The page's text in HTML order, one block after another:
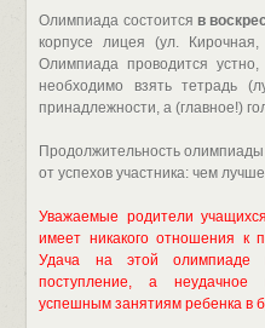
Олимпиада состоится в
корпусе лицея (ул.
Олимпиада проводится
необходимо взять тетрадь
принадлежности, а (главное!)
Продолжительность олимпиады
от успехов участника: чем
Уважаемые родители
имеет никакого отношения к
Удача на этой олимпиаде
поступление, а неудачное
успешным занятиям ребенка в